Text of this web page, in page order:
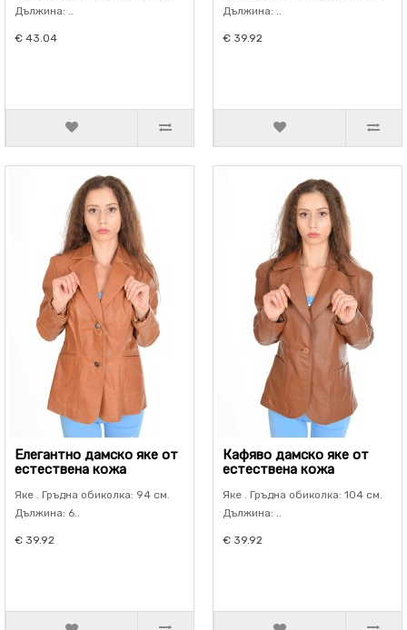
Дължина: ..
€ 43.04
Дължина: ..
€ 39.92
Елегантно дамско яке от
естествена кожа
Яке . Гръдна обиколка: 94 см.
Дължина: 6..
€ 39.92
Кафяво дамско яке от
естествена кожа
Яке . Гръдна обиколка: 104 см.
Дължина: ..
€ 39.92